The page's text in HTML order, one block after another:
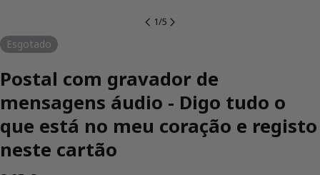
1/5
Esgotado
Postal com gravador de
mensagens áudio - Digo tudo o
que está no meu coração e registo
neste cartão